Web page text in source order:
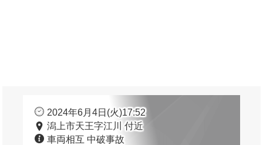
2024年6月4日(火)17:52
潟上市天王字江川 付近
車両相互 中破事故